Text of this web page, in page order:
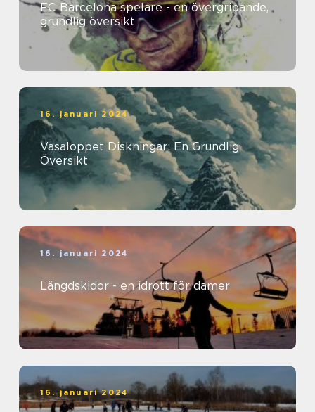
FC Barcelona spelare - en övergripande,
grundlig översikt
16. januari 2024
Vasaloppet Diskningar: En Grundlig
Översikt
16. januari 2024
Längdskidor - en idrott för damer
16. januari 2024